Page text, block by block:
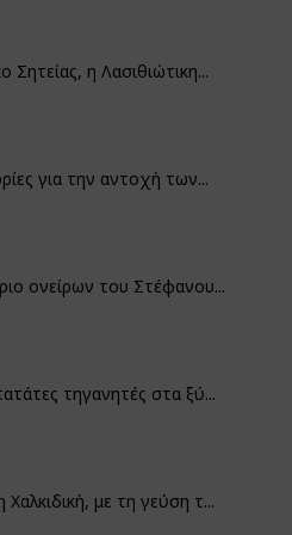
Σητείας, η Λασιθιώτικη...
για την αντοχή των...
ονείρων του Στέφανου...
τηγανητές στα ξύ...
με τη γεύση τ...